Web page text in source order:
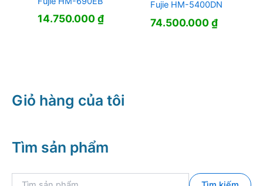
14.750.000₫
Fujie HM-5400DN
74.500.000₫
Giỏ hàng của tôi
Tìm sản phẩm